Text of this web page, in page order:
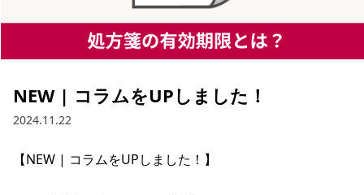
NEW | コラムをUPしました！
2024.11.22
【NEW | コラムをUPしました！】